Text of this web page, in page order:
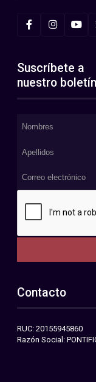
Suscríbete a
nuestro boletín
Contacto
RUC: 20155945860
Razón Social: